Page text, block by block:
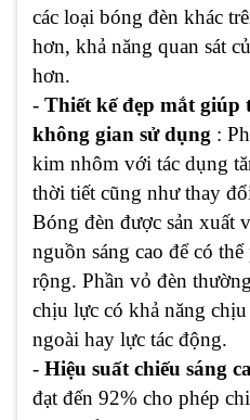
các loại bóng đèn khác
hơn, khả năng quan sát
hơn.
- Thiết kế đẹp mắt giúp
không gian sử dụng :
kim nhôm với tác dụng
thời tiết cũng như thay
Bóng đèn được sản xuất
nguồn sáng cao để có
rộng. Phần vỏ đèn
chịu lực có khả năng
ngoài hay lực tác động.
- Hiệu suất chiếu sáng
đạt đến 92% cho phép